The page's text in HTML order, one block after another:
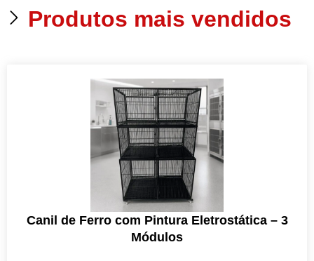
Produtos mais vendidos
Canil de Ferro com Pintura Eletrostática – 3
Módulos